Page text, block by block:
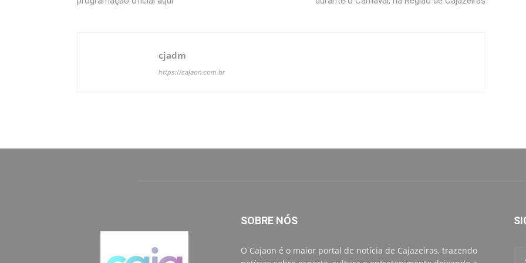
cjadm
https://cajaon.com.br
SOBRE NÓS
O Cajaon é o maior portal de notícia de Cajazeiras, trazendo